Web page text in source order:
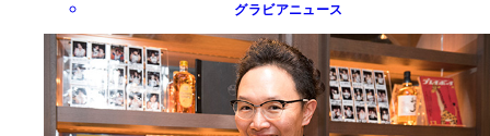
グラビアニュース